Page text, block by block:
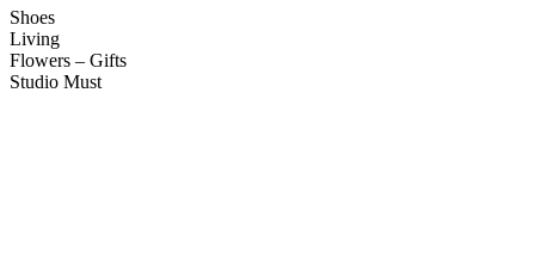
Shoes
Living
Flowers – Gifts
Studio Must